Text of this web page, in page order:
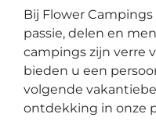
Bij Flower
passie, delen en
campings zijn verre
bieden u een
volgende
ontdekking in onze